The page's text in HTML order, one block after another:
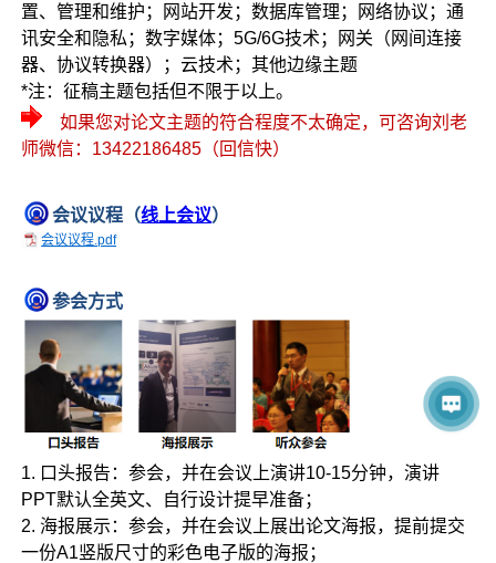
置、管理和维护；网站开发；数据库管理；网络协议；通
讯安全和隐私；数字媒体；5G/6G技术；网关（网间连接
器、协议转换器）；云技术；其他边缘主题
*注：征稿主题包括但不限于以上。
如果您对论文主题的符合程度不太确定，可咨询刘老
师微信：13422186485（回信快）
会议议程（线上会议）
会议议程.pdf
参会方式
1. 口头报告：参会，并在会议上演讲10-15分钟，演讲
PPT默认全英文、自行设计提早准备；
2. 海报展示：参会，并在会议上展出论文海报，提前提交
一份A1竖版尺寸的彩色电子版的海报；